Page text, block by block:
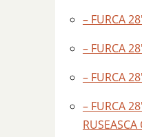
– FURCA
– FURCA
– FURCA
– FURCA